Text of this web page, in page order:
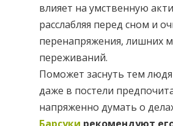
влияет на умственную
расслабляя перед сном и
перенапряжения, лишних
переживаний.
Поможет заснуть тем
даже в постели
напряженно думать о